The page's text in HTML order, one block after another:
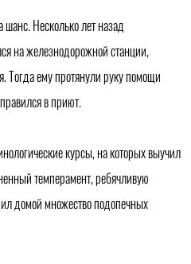
шанс. Несколько лет назад
на железнодорожной станции,
Тогда ему протянули руку помощи
в приют.
курсы, на которых выучил
темперамент, ребячливую
домой множество подопечных